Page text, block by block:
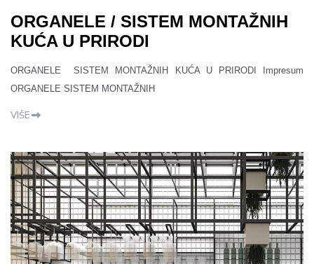
ORGANELE / SISTEM MONTAŽNIH
KUĆA U PRIRODI
ORGANELE SISTEM MONTAŽNIH KUĆA U PRIRODI Impresum
ORGANELE SISTEM MONTAŽNIH
VIŠE